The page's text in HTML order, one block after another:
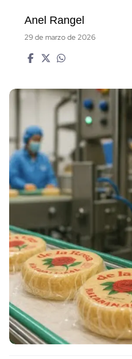
Anel Rangel
29 de marzo de 2026